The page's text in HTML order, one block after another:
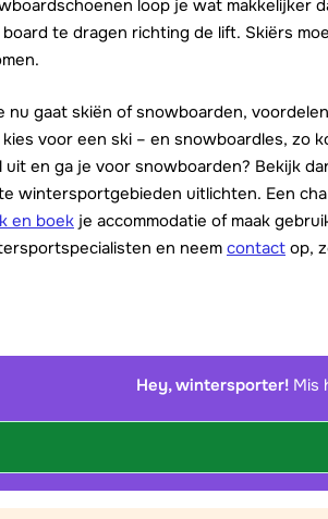
loop je wat makkelijker
te dragen richting de lift. Skiërs
nu gaat skiën of snowboarden,
voor een ski – en snowboardles, zo
uit en ga je voor snowboarden? Bekijk
wintersportgebieden uitlichten. Een
en boek je accommodatie of maak
en neem contact op,
Hey, wintersporter! Mis